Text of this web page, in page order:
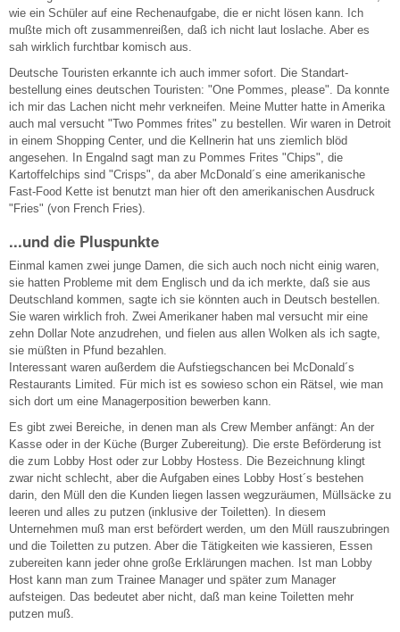
wie ein Schüler auf eine Rechenaufgabe, die er nicht lösen kann. Ich
mußte mich oft zusammenreißen, daß ich nicht laut loslache. Aber es
sah wirklich furchtbar komisch aus.
Deutsche Touristen erkannte ich auch immer sofort. Die Standart-
bestellung eines deutschen Touristen: "One Pommes, please". Da konnte
ich mir das Lachen nicht mehr verkneifen. Meine Mutter hatte in Amerika
auch mal versucht "Two Pommes frites" zu bestellen. Wir waren in Detroit
in einem Shopping Center, und die Kellnerin hat uns ziemlich blöd
angesehen. In Engalnd sagt man zu Pommes Frites "Chips", die
Kartoffelchips sind "Crisps", da aber McDonald´s eine amerikanische
Fast-Food Kette ist benutzt man hier oft den amerikanischen Ausdruck
"Fries" (von French Fries).
...und die Pluspunkte
Einmal kamen zwei junge Damen, die sich auch noch nicht einig waren,
sie hatten Probleme mit dem Englisch und da ich merkte, daß sie aus
Deutschland kommen, sagte ich sie könnten auch in Deutsch bestellen.
Sie waren wirklich froh. Zwei Amerikaner haben mal versucht mir eine
zehn Dollar Note anzudrehen, und fielen aus allen Wolken als ich sagte,
sie müßten in Pfund bezahlen.
Interessant waren außerdem die Aufstiegschancen bei McDonald´s
Restaurants Limited. Für mich ist es sowieso schon ein Rätsel, wie man
sich dort um eine Managerposition bewerben kann.
Es gibt zwei Bereiche, in denen man als Crew Member anfängt: An der
Kasse oder in der Küche (Burger Zubereitung). Die erste Beförderung ist
die zum Lobby Host oder zur Lobby Hostess. Die Bezeichnung klingt
zwar nicht schlecht, aber die Aufgaben eines Lobby Host´s bestehen
darin, den Müll den die Kunden liegen lassen wegzuräumen, Müllsäcke zu
leeren und alles zu putzen (inklusive der Toiletten). In diesem
Unternehmen muß man erst befördert werden, um den Müll rauszubringen
und die Toiletten zu putzen. Aber die Tätigkeiten wie kassieren, Essen
zubereiten kann jeder ohne große Erklärungen machen. Ist man Lobby
Host kann man zum Trainee Manager und später zum Manager
aufsteigen. Das bedeutet aber nicht, daß man keine Toiletten mehr
putzen muß.